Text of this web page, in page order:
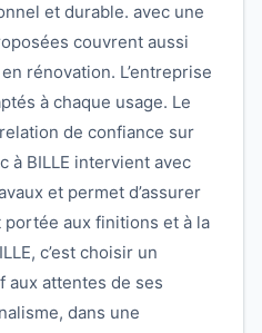
et durable. avec une
couvrent aussi
rénovation. L’entreprise
à chaque usage. Le
de confiance sur
à BILLE intervient avec
et permet d’assurer
aux finitions et à la
c’est choisir un
aux attentes de ses
dans une